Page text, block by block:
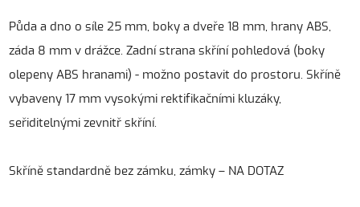
Půda a dno o síle 25 mm, boky a dveře 18 mm, hrany ABS,
záda 8 mm v drážce. Zadní strana skříní pohledová (boky
olepeny ABS hranami) - možno postavit do prostoru. Skříně
vybaveny 17 mm vysokými rektifikačními kluzáky,
seřiditelnými zevnitř skříní.
Skříně standardně bez zámku, zámky – NA DOTAZ